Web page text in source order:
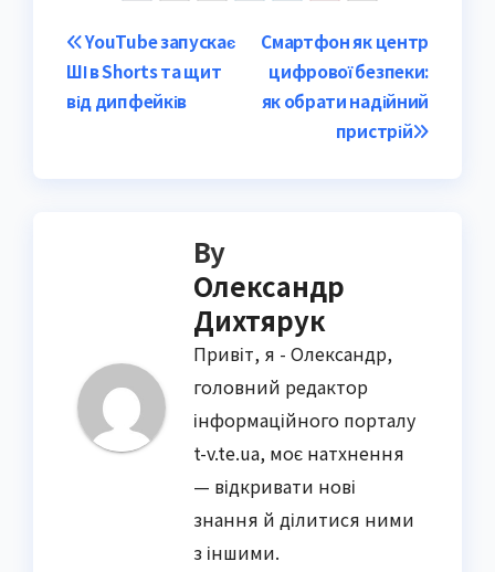
Post
navigation
Смартфон як центр
цифрової безпеки:
як обрати надійний
пристрій
YouTube запускає
ШІ в Shorts та щит
від дипфейків
By
Олександр
Дихтярук
Привіт, я - Олександр,
головний редактор
інформаційного порталу
t-v.te.ua, моє натхнення
— відкривати нові
знання й ділитися ними
з іншими.